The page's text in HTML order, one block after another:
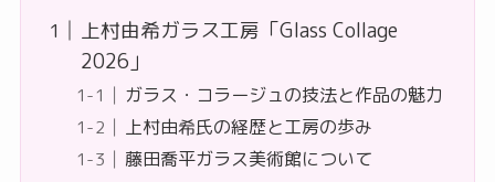
上村由希ガラス工房「Glass Collage
2026」
ガラス・コラージュの技法と作品の魅力
上村由希氏の経歴と工房の歩み
藤田喬平ガラス美術館について